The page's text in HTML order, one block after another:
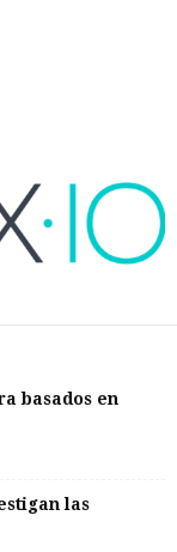
basados en
las